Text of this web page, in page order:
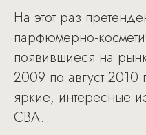
На этот раз
парфюмерно-
появившиеся на
2009 по август
яркие, интересные
CBA.